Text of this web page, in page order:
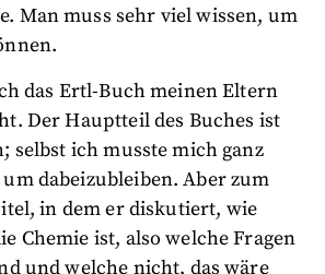
Man muss sehr viel wissen, um
das Ertl-Buch meinen Eltern
Der Hauptteil des Buches ist
selbst ich musste mich ganz
dabeizubleiben. Aber zum
in dem er diskutiert, wie
Chemie ist, also welche Fragen
und welche nicht, das wäre